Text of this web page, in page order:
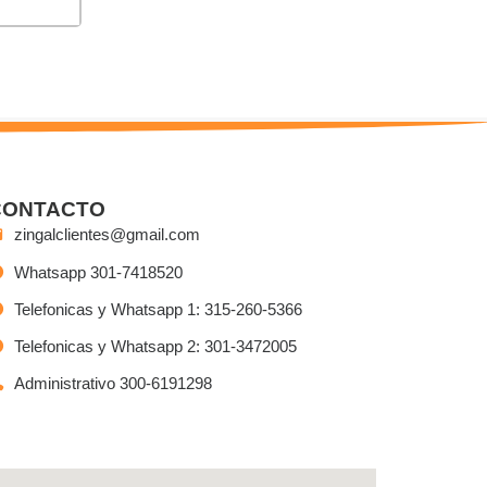
zingalclientes@gmail.com
Whatsapp 301-7418520
Telefonicas y Whatsapp 1: 315-260-5366
Telefonicas y Whatsapp 2: 301-3472005
Administrativo 300-6191298